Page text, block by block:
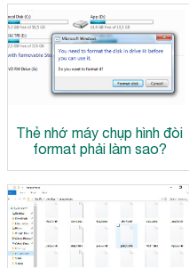
Thẻ nhớ máy chụp hình đòi
format phải làm sao?